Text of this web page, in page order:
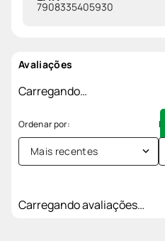
7908335405930
Avaliações
Carregando…
Mais recentes
Carregando avaliações…